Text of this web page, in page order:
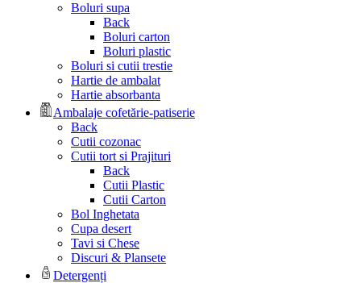
Boluri supa
Back
Boluri carton
Boluri plastic
Boluri si cutii trestie
Hartie de ambalat
Hartie absorbanta
Ambalaje cofetărie-patiserie
Back
Cutii cozonac
Cutii tort si Prajituri
Back
Cutii Plastic
Cutii Carton
Bol Inghetata
Cupa desert
Tavi si Chese
Discuri & Plansete
Detergenți